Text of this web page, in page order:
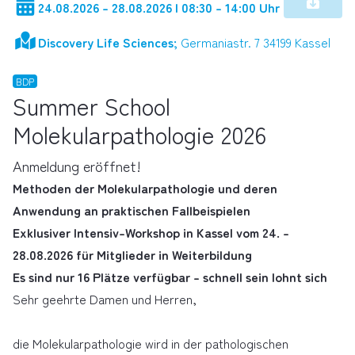
24.08.2026 - 28.08.2026 | 08:30 - 14:00 Uhr
Discovery Life Sciences; Germaniastr. 7 34199 Kassel
BDP
Summer School
Molekularpathologie 2026
Anmeldung eröffnet!
Methoden der Molekularpathologie und deren
Anwendung an praktischen Fallbeispielen
Exklusiver Intensiv-Workshop in Kassel vom 24. –
28.08.2026 für Mitglieder in Weiterbildung
Es sind nur 16 Plätze verfügbar – schnell sein lohnt sich
Sehr geehrte Damen und Herren,
die Molekularpathologie wird in der pathologischen